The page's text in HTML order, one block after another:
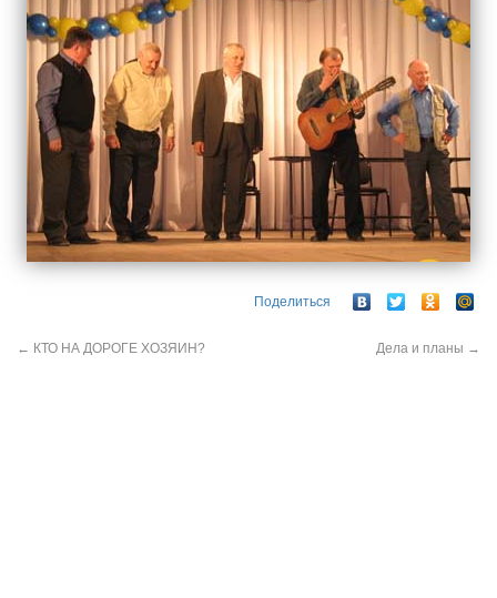
Поделиться
← КТО НА ДОРОГЕ ХОЗЯИН? Дела и планы →